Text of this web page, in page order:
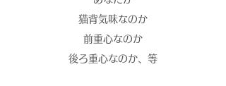
猫背気味なのか
前重心なのか
後ろ重心なのか、等